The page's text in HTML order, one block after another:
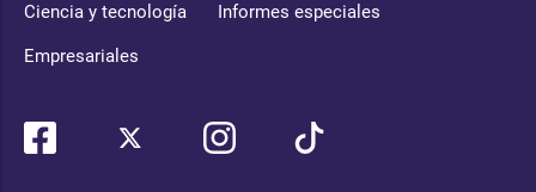
Ciencia y tecnología Informes especiales
Empresariales